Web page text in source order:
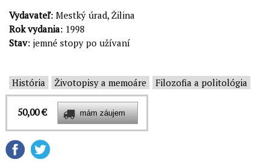
Vydavateľ: Mestký úrad, Žilina
Rok vydania: 1998
Stav: jemné stopy po užívaní
História Životopisy a memoáre Filozofia a politológia
50,00 €